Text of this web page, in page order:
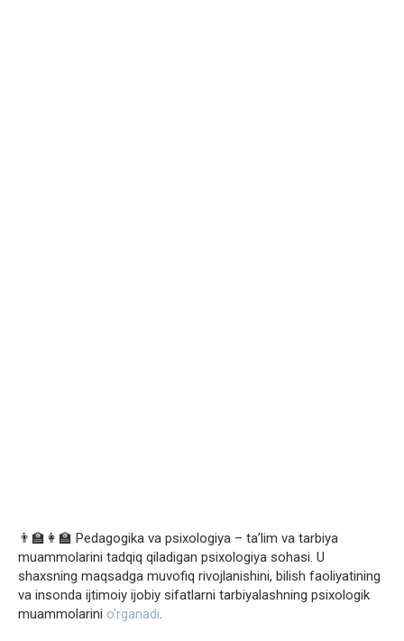
👨‍🏫👩‍🏫 Pedagogika va psixologiya – ta’lim va tarbiya
muammolarini tadqiq qiladigan psixologiya sohasi. U
shaxsning maqsadga muvofiq rivojlanishini, bilish faoliyatining
va insonda ijtimoiy ijobiy sifatlarni tarbiyalashning psixologik
muammolarini o‘rganadi.